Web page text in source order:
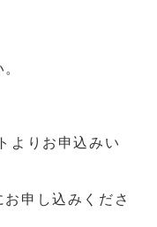
よりお申込みい
申し込みくださ